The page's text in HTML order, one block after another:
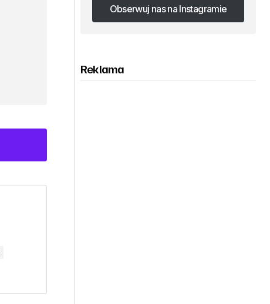
Obserwuj nas na Instagramie
Obserwuj nas na Instagramie
Reklama